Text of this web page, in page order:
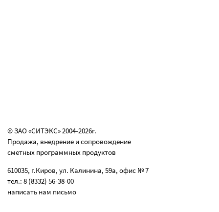
© ЗАО «СИТЭКС» 2004-2026г.
Продажа, внедрение и сопровождение
сметных программных продуктов
610035, г.Киров, ул. Калинина, 59а, офис № 7
тел.: 8 (8332) 56-38-00
написать нам письмо